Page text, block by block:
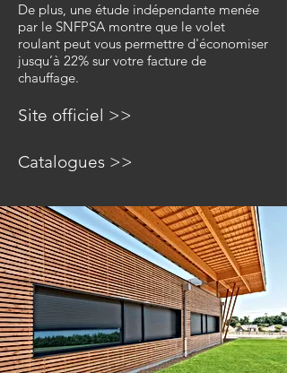
De plus, une étude indépendante menée
par le SNFPSA montre que le volet
roulant peut vous permettre d'économiser
jusqu’à 22% sur votre facture de
chauffage.
Site officiel >>
Catalogues >>